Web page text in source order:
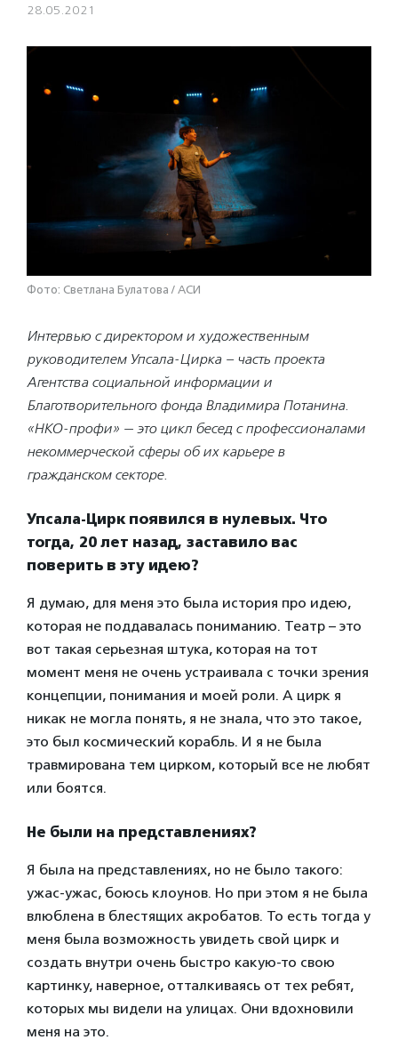
28.05.2021
Фото: Светлана Булатова / АСИ
Интервью с директором и художественным
руководителем Упсала-Цирка – часть проекта
Агентства социальной информации и
Благотворительного фонда Владимира Потанина.
«НКО-профи» — это цикл бесед с профессионалами
некоммерческой сферы об их карьере в
гражданском секторе.
Упсала-Цирк появился в нулевых. Что
тогда, 20 лет назад, заставило вас
поверить в эту идею?
Я думаю, для меня это была история про идею,
которая не поддавалась пониманию. Театр – это
вот такая серьезная штука, которая на тот
момент меня не очень устраивала с точки зрения
концепции, понимания и моей роли. А цирк я
никак не могла понять, я не знала, что это такое,
это был космический корабль. И я не была
травмирована тем цирком, который все не любят
или боятся.
Не были на представлениях?
Я была на представлениях, но не было такого:
ужас-ужас, боюсь клоунов. Но при этом я не была
влюблена в блестящих акробатов. То есть тогда у
меня была возможность увидеть свой цирк и
создать внутри очень быстро какую-то свою
картинку, наверное, отталкиваясь от тех ребят,
которых мы видели на улицах. Они вдохновили
меня на это.